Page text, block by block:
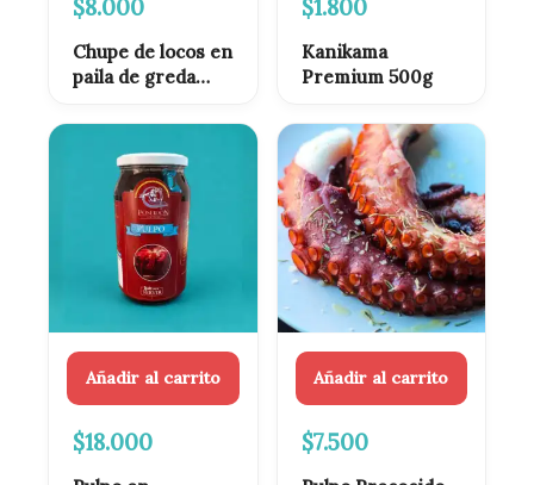
$8.000
Chupe de locos en
paila de greda
$1.800
Kanikama
Premium 500g
Añadir al carrito
$18.000
Añadir al carrito
$7.500